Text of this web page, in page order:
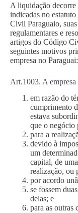
A liquidação decorre
indicadas no
Civil Paraguaio,
regulamentares e
artigos do Código
seguintes motivos
empresa no Paraguai:
Art.1003. A empresa
em razão do
cumprimento
estava
que o negócio
para a
devido à
um
capital, de
realização, ou
por acordo
se fossem
delas; e
para as outras